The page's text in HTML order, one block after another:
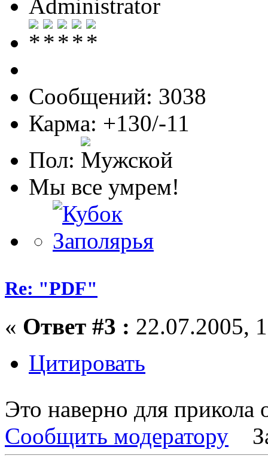
Administrator
Сообщений: 3038
Карма: +130/-11
Пол:
Мы все умрем!
Re: "PDF"
« Ответ #3 : 22.07.2005,
Цитировать
Это наверно для прикола
Сообщить модератору